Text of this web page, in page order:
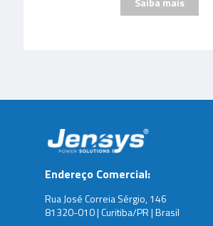
Endereço Comercial:
Rua José Correia Sérgio, 146
81320-010 | Curitiba/PR | Brasil